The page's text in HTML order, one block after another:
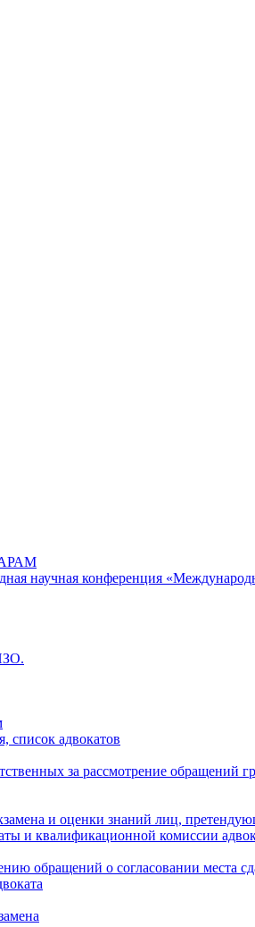
научная конференция
список адвокатов
за рассмотрение обращений
и оценки знаний лиц,
и квалификационной комиссии
обращений о согласовании места